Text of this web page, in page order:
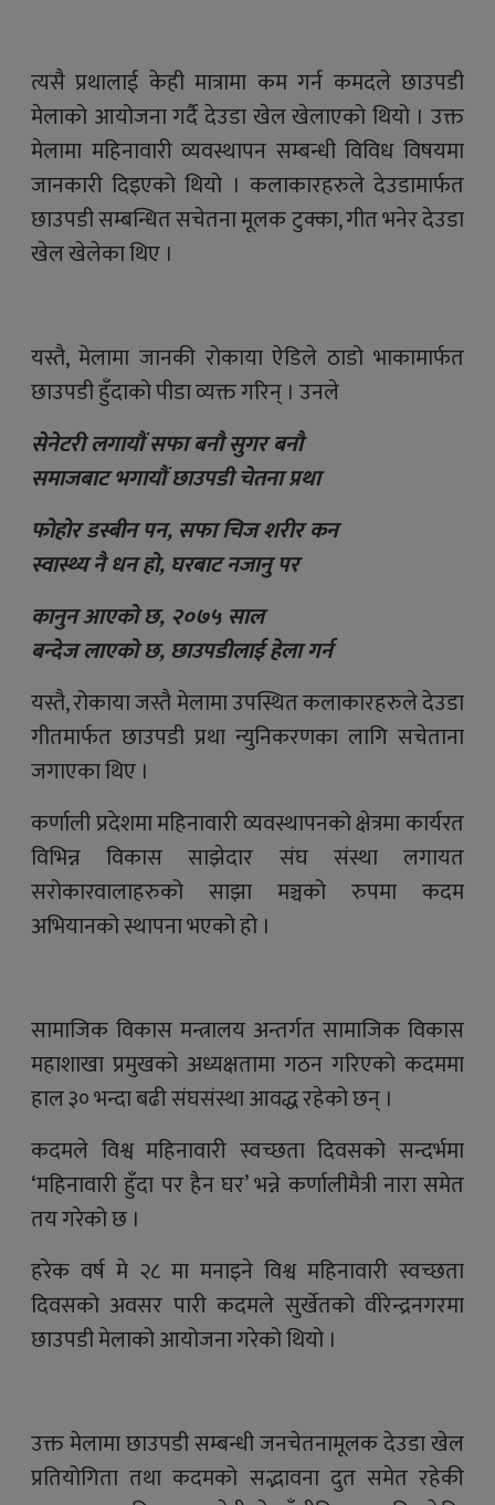
त्यसै प्रथालाई केही मात्रामा कम गर्न कमदले छाउपडी
मेलाको आयोजना गर्दै देउडा खेल खेलाएको थियो । उक्त
मेलामा महिनावारी व्यवस्थापन सम्बन्धी विविध विषयमा
जानकारी दिइएको थियो । कलाकारहरुले देउडामार्फत
छाउपडी सम्बन्धित सचेतना मूलक टुक्का, गीत भनेर देउडा
खेल खेलेका थिए ।
यस्तै, मेलामा जानकी रोकाया ऐडिले ठाडो भाकामार्फत
छाउपडी हुँदाको पीडा व्यक्त गरिन् । उनले
सेनेटरी लगायौं सफा बनौ सुगर बनौ
समाजबाट भगायौं छाउपडी चेतना प्रथा
फोहोर डस्बीन पन, सफा चिज शरीर कन
स्वास्थ्य नै धन हो, घरबाट नजानु पर
कानुन आएको छ, २०७५ साल
बन्देज लाएको छ, छाउपडीलाई हेला गर्न
यस्तै, रोकाया जस्तै मेलामा उपस्थित कलाकारहरुले देउडा
गीतमार्फत छाउपडी प्रथा न्युनिकरणका लागि सचेताना
जगाएका थिए ।
कर्णाली प्रदेशमा महिनावारी व्यवस्थापनको क्षेत्रमा कार्यरत
विभिन्न विकास साझेदार संघ संस्था लगायत
सरोकारवालाहरुको साझा मञ्चको रुपमा कदम
अभियानको स्थापना भएको हो ।
सामाजिक विकास मन्त्रालय अन्तर्गत सामाजिक विकास
महाशाखा प्रमुखको अध्यक्षतामा गठन गरिएको कदममा
हाल ३० भन्दा बढी संघसंस्था आवद्ध रहेको छन् ।
कदमले विश्व महिनावारी स्वच्छता दिवसको सन्दर्भमा
‘महिनावारी हुँदा पर हैन घर’ भन्ने कर्णालीमैत्री नारा समेत
तय गरेको छ ।
हरेक वर्ष मे २८ मा मनाइने विश्व महिनावारी स्वच्छता
दिवसको अवसर पारी कदमले सुर्खेतको वीरेन्द्रनगरमा
छाउपडी मेलाको आयोजना गरेको थियो ।
उक्त मेलामा छाउपडी सम्बन्धी जनचेतनामूलक देउडा खेल
प्रतियोगिता तथा कदमको सद्भावना दुत समेत रहेकी